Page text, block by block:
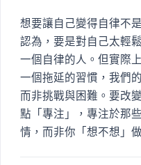
想要讓自己變得自律不
認為，要是對自己太輕
一個自律的人。但實際
一個拖延的習慣，我們
而非挑戰與困難。要改
點「專注」，專注於那
情，而非你「想不想」